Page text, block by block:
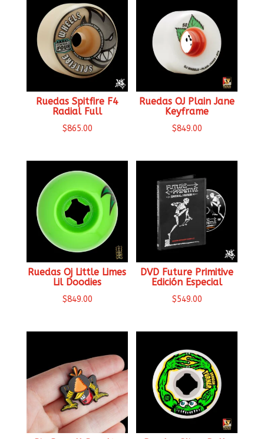
Ruedas Spitfire F4
Radial Full
$865.00
Ruedas OJ Plain Jane
Keyframe
$849.00
Ruedas Oj Little Limes
Lil Doodies
$849.00
DVD Future Primitive
Edición Especial
$549.00